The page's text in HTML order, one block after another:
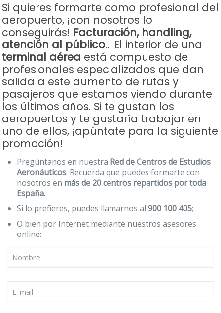
Si quieres formarte como profesional del
aeropuerto, ¡con nosotros lo
conseguirás! Facturación, handling,
atención al público… El interior de una
terminal aérea está compuesto de
profesionales especializados que dan
salida a este aumento de rutas y
pasajeros que estamos viendo durante
los últimos años. Si te gustan los
aeropuertos y te gustaría trabajar en
uno de ellos, ¡apúntate para la siguiente
promoción!
Pregúntanos en nuestra Red de Centros de Estudios
Aeronáuticos. Recuerda que puedes formarte con
nosotros en más de 20 centros repartidos por toda
España.
Si lo prefieres, puedes llamarnos al900 100 405;
O bien por Internet mediante nuestros asesores
online: